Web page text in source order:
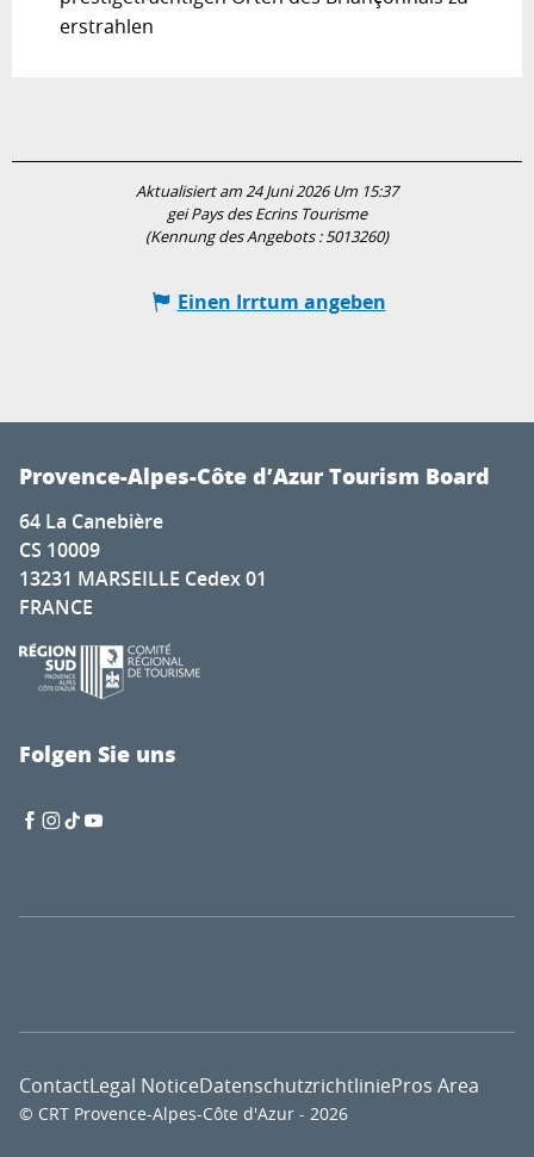
erstrahlen
Aktualisiert am 24 Juni 2026 Um 15:37
gei Pays des Ecrins Tourisme
(Kennung des Angebots :5013260)
Einen Irrtum angeben
Provence-Alpes-Côte d’Azur Tourism Board
64 La Canebière
CS 10009
13231 MARSEILLE Cedex 01
FRANCE
Folgen Sie uns
© CRT Provence-Alpes-Côte d'Azur - 2026
ContactLegal NoticeDatenschutzrichtliniePros Area